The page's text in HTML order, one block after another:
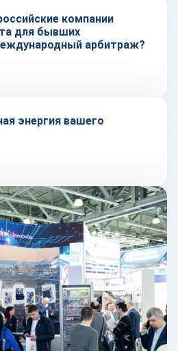
компании
для бывших
арбитраж?
энергия вашего